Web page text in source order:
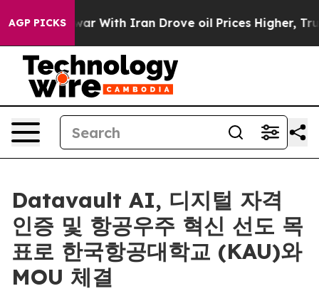
AGP PICKS
As war With Iran Drove oil Prices Higher, Trump
Datavault AI, 디지털 자격
인증 및 항공우주 혁신 선도 목
표로 한국항공대학교 (KAU)와
MOU 체결